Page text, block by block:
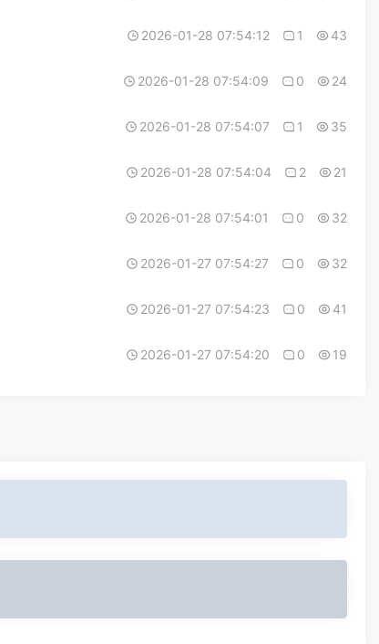
2026-01-28 07:54:12 1 43
2026-01-28 07:54:09 0 24
2026-01-28 07:54:07 1 35
2026-01-28 07:54:04 2 21
2026-01-28 07:54:01 0 32
2026-01-27 07:54:27 0 32
2026-01-27 07:54:23 0 41
2026-01-27 07:54:20 0 19